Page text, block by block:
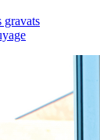
gravats